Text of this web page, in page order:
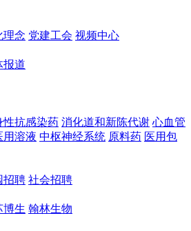
理念 党建工会 视频中心
报道
性抗感染药 消化道和新陈代谢 心血管
用溶液 中枢神经系统 原料药 医用包
招聘 社会招聘
博生 翰林生物